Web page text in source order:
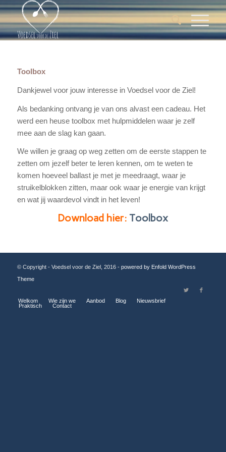
Toolbox
Dankjewel voor jouw interesse in Voedsel voor de Ziel!
Als bedanking ontvang je van ons alvast een cadeau. Het
werd een heuse toolbox met hulpmiddelen waar je zelf
mee aan de slag kan gaan.
We willen je graag op weg zetten om de eerste stappen te
zetten om jezelf beter te leren kennen, om te weten te
komen hoeveel ballast je met je meedraagt, waar je
struikelblokken zitten, maar ook waar je energie van krijgt
en wat jij waardevol vindt in het leven!
Download hier: Toolbox
© Copyright - Voedsel voor de Ziel, 2016 - powered by Enfold WordPress
Theme
Welkom Wie zijn we Aanbod Blog
Nieuwsbrief
Praktisch
Contact